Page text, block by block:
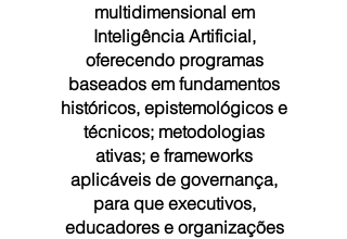
multidimensional em
Inteligência Artificial,
oferecendo programas
baseados em fundamentos
históricos, epistemológicos e
técnicos; metodologias
ativas; e frameworks
aplicáveis de governança,
para que executivos,
educadores e organizações